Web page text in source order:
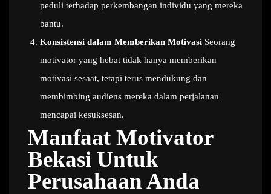
peduli terhadap perkembangan individu yang mereka
bantu.
Konsistensi dalam Memberikan Motivasi Seorang
motivator yang hebat tidak hanya memberikan
motivasi sesaat, tetapi terus mendukung dan
membimbing audiens mereka dalam perjalanan
mencapai kesuksesan.
Manfaat Motivator
Bekasi Untuk
Perusahaan Anda